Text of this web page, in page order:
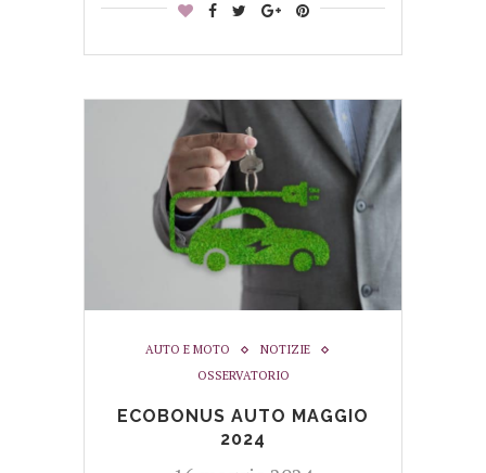
AUTO E MOTO
NOTIZIE
OSSERVATORIO
ECOBONUS AUTO MAGGIO
2024